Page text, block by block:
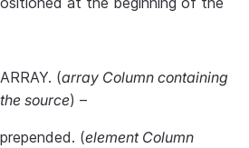
ARRAY. (array Column containing
the source) –
prepended. (element Column